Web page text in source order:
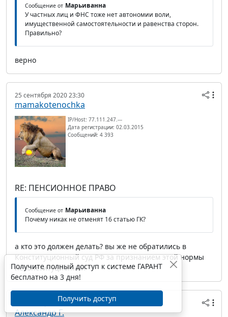
Сообщение от Марьиванна
У частных лиц и ФНС тоже нет автономии воли,
имущественной самостоятельности и равенства сторон.
Правильно?
верно
25 сентября 2020 23:30
mamakotenochka
IP/Host: 77.111.247.---
Дата регистрации: 02.03.2015
Сообщений: 4 393
RE: ПЕНСИОННОЕ ПРАВО
Сообщение от Марьиванна
Почему никак не отменят 16 статью ГК?
а кто это должен делать? вы же не обратились в
Конституционный суд РФ за признанием этой нормы
неконституционной
26 сентября 2020 00:48
Александр Г.
Получите полный доступ к системе ГАРАНТ
бесплатно на 3 дня!
Получить доступ